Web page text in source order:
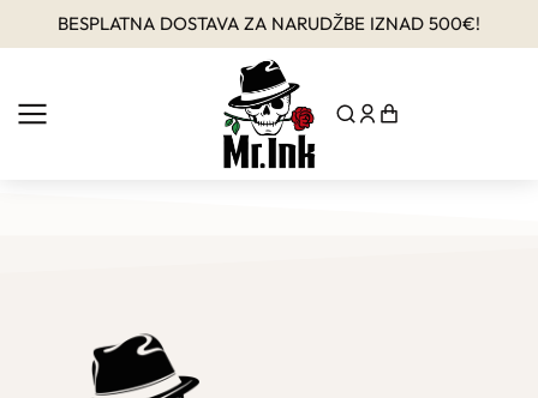
BESPLATNA DOSTAVA ZA NARUDŽBE IZNAD 500€!